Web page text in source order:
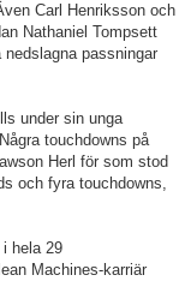
Carl Henriksson och
Nathaniel Tompsett
passningar
under sin unga
touchdowns på
Herl för som stod
och fyra touchdowns,
i hela 29
Machines-karriär